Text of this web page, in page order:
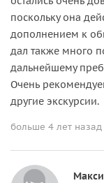
поскольку она
дополнением к
дал также много
дальнейшему
Очень
другие экскурсии.
больше 4 лет назад